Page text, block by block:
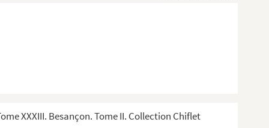
XXXIII. Besançon. Tome II. Collection Chiflet